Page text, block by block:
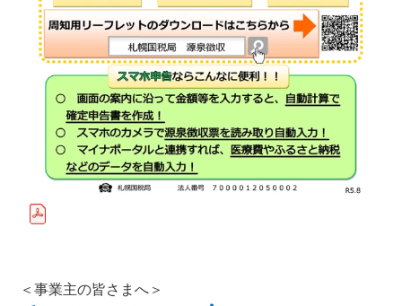
＜事業主の皆さまへ＞